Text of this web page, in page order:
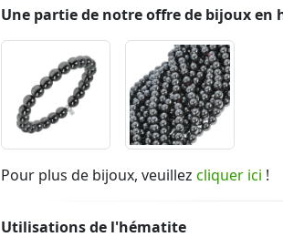
Une partie de notre offre de bijoux en
Pour plus de bijoux, veuillez cliquer ici !
Utilisations de l'hématite